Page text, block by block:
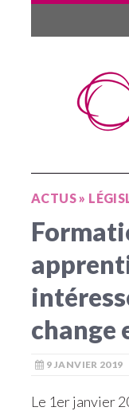
ACTUS»
change
9 JANVIER 2019
Le 1er janvier